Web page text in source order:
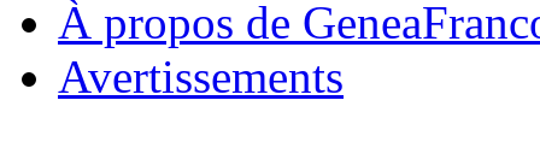
À propos de
Avertissements